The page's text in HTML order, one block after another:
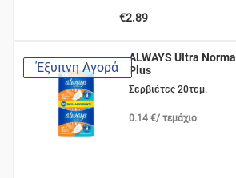
€2.89
Έξυπνη Αγορά
ALWAYS Ultra Normal
Plus
Σερβιέτες 20τεμ.
0.14 €/ τεμάχιο